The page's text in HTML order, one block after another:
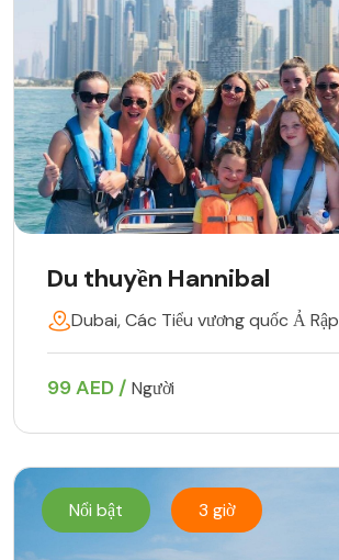
Du thuyền Hannibal
Dubai, Các Tiểu vương quốc Ả Rập
99 AED / Người
Nổi bật 3 giờ